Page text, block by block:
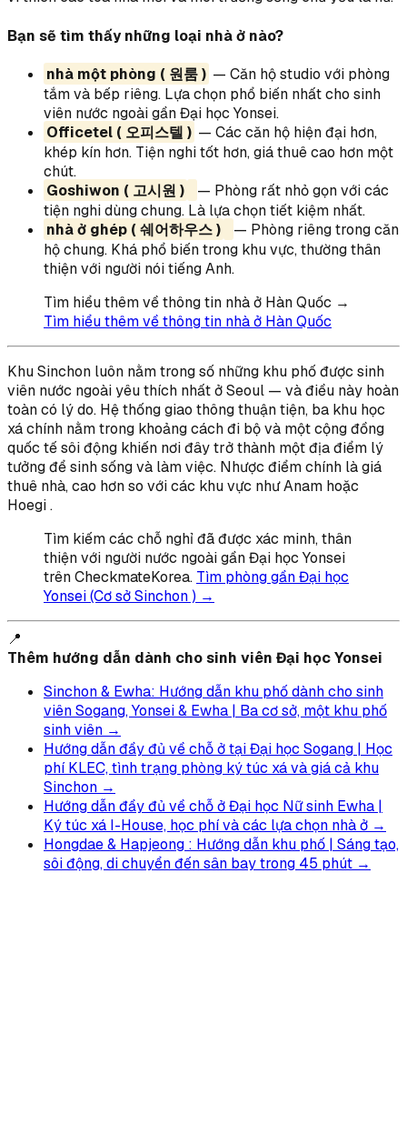
Bạn sẽ tìm thấy những loại nhà ở nào?
nhà một phòng ( 원룸 ) — Căn hộ studio với phòng
tắm và bếp riêng. Lựa chọn phổ biến nhất cho sinh
viên nước ngoài gần Đại học Yonsei.
Officetel ( 오피스텔 ) — Các căn hộ hiện đại hơn,
khép kín hơn. Tiện nghi tốt hơn, giá thuê cao hơn một
chút.
Goshiwon ( 고시원 )
— Phòng rất nhỏ gọn với các
tiện nghi dùng chung. Là lựa chọn tiết kiệm nhất.
nhà ở ghép ( 쉐어하우스 )
— Phòng riêng trong căn
hộ chung. Khá phổ biến trong khu vực, thường thân
thiện với người nói tiếng Anh.
Tìm hiểu thêm về thông tin nhà ở Hàn Quốc →
Tìm hiểu thêm về thông tin nhà ở Hàn Quốc
Khu Sinchon luôn nằm trong số những khu phố được sinh
viên nước ngoài yêu thích nhất ở Seoul — và điều này hoàn
toàn có lý do. Hệ thống giao thông thuận tiện, ba khu học
xá chính nằm trong khoảng cách đi bộ và một cộng đồng
quốc tế sôi động khiến nơi đây trở thành một địa điểm lý
tưởng để sinh sống và làm việc. Nhược điểm chính là giá
thuê nhà, cao hơn so với các khu vực như Anam hoặc
Hoegi .
Tìm kiếm các chỗ nghỉ đã được xác minh, thân
thiện với người nước ngoài gần Đại học Yonsei
trên CheckmateKorea. Tìm phòng gần Đại học
Yonsei (Cơ sở Sinchon ) →
📍
Thêm hướng dẫn dành cho sinh viên Đại học Yonsei
Sinchon & Ewha: Hướng dẫn khu phố dành cho sinh
viên Sogang, Yonsei & Ewha | Ba cơ sở, một khu phố
sinh viên →
Hướng dẫn đầy đủ về chỗ ở tại Đại học Sogang | Học
phí KLEC, tình trạng phòng ký túc xá và giá cả khu
Sinchon →
Hướng dẫn đầy đủ về chỗ ở Đại học Nữ sinh Ewha |
Ký túc xá I-House, học phí và các lựa chọn nhà ở →
Hongdae & Hapjeong : Hướng dẫn khu phố | Sáng tạo,
sôi động, di chuyển đến sân bay trong 45 phút →